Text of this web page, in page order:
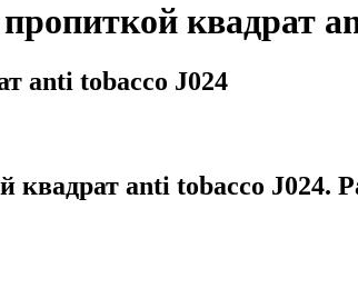
квадрат
anti tobacco J024
anti tobacco J024.